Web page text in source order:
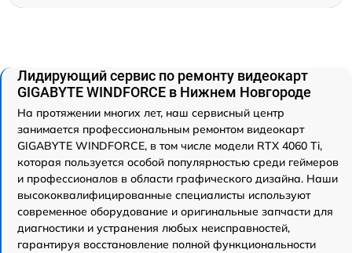
Лидирующий сервис по ремонту видеокарт
GIGABYTE WINDFORCE в Нижнем Новгороде
На протяжении многих лет, наш сервисный центр
занимается профессиональным ремонтом видеокарт
GIGABYTE WINDFORCE, в том числе модели RTX 4060 Ti,
которая пользуется особой популярностью среди геймеров
и профессионалов в области графического дизайна. Наши
высококвалифицированные специалисты используют
современное оборудование и оригинальные запчасти для
диагностики и устранения любых неисправностей,
гарантируя восстановление полной функциональности